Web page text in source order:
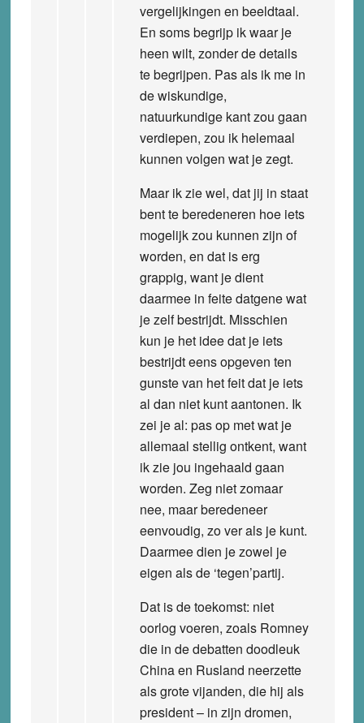
vergelijkingen en beeldtaal.
En soms begrijp ik waar je
heen wilt, zonder de details
te begrijpen. Pas als ik me in
de wiskundige,
natuurkundige kant zou gaan
verdiepen, zou ik helemaal
kunnen volgen wat je zegt.
Maar ik zie wel, dat jij in staat
bent te beredeneren hoe iets
mogelijk zou kunnen zijn of
worden, en dat is erg
grappig, want je dient
daarmee in feite datgene wat
je zelf bestrijdt. Misschien
kun je het idee dat je iets
bestrijdt eens opgeven ten
gunste van het feit dat je iets
al dan niet kunt aantonen. Ik
zei je al: pas op met wat je
allemaal stellig ontkent, want
ik zie jou ingehaald gaan
worden. Zeg niet zomaar
nee, maar beredeneer
eenvoudig, zo ver als je kunt.
Daarmee dien je zowel je
eigen als de ‘tegen’partij.
Dat is de toekomst: niet
oorlog voeren, zoals Romney
die in de debatten doodleuk
China en Rusland neerzette
als grote vijanden, die hij als
president – in zijn dromen,